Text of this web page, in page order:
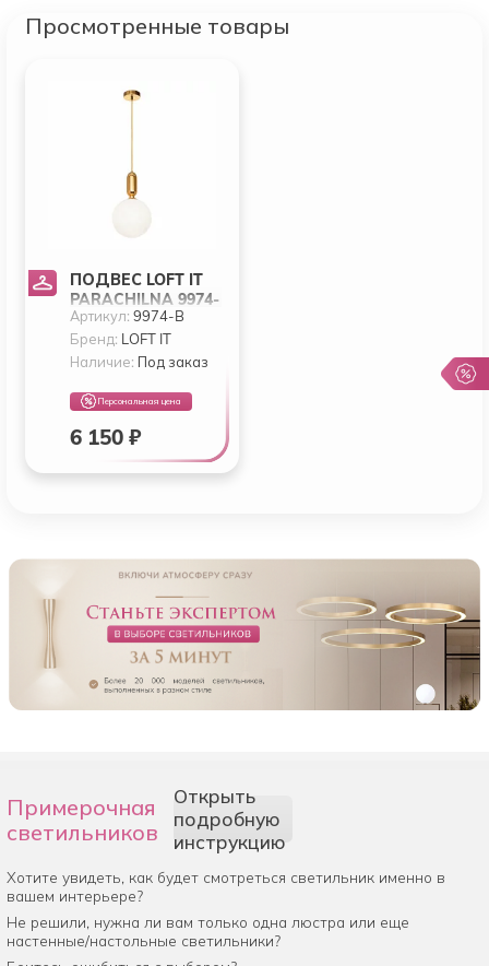
Просмотренные товары
ПОДВЕС LOFT IT
PARACHILNA 9974-
B
Артикул:9974-B
Бренд: LOFT IT
Наличие: Под заказ
Персональная цена
6 150 ₽
Примерочная
светильников
Открыть
подробную
инструкцию
Хотите увидеть, как будет смотреться светильник именно в
вашем интерьере?
Не решили, нужна ли вам только одна люстра или еще
настенные/настольные светильники?